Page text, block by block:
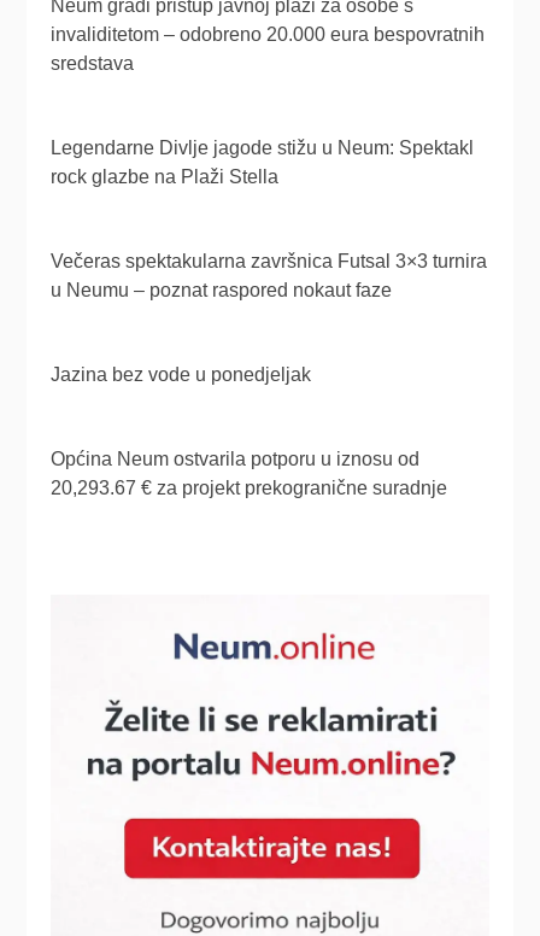
Neum gradi pristup javnoj plaži za osobe s
invaliditetom – odobreno 20.000 eura bespovratnih
sredstava
Legendarne Divlje jagode stižu u Neum: Spektakl
rock glazbe na Plaži Stella
Večeras spektakularna završnica Futsal 3×3 turnira
u Neumu – poznat raspored nokaut faze
Jazina bez vode u ponedjeljak
Općina Neum ostvarila potporu u iznosu od
20,293.67 € za projekt prekogranične suradnje